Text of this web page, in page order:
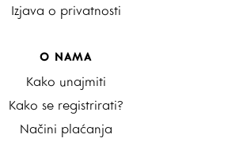
Izjava o privatnosti
O NAMA
Kako unajmiti
Kako se registrirati?
Načini plaćanja